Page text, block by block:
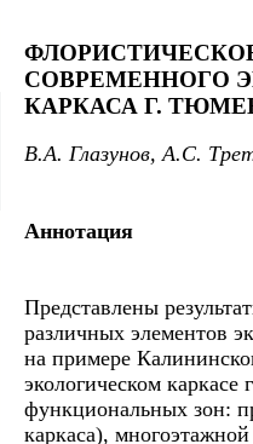
СОВРЕМЕННОГО
КАРКАСА Г.
В.А. Глазунов, А.С.
Аннотация
Представлены
различных элементов
на примере
экологическом каркасе
функциональных зон:
каркаса),